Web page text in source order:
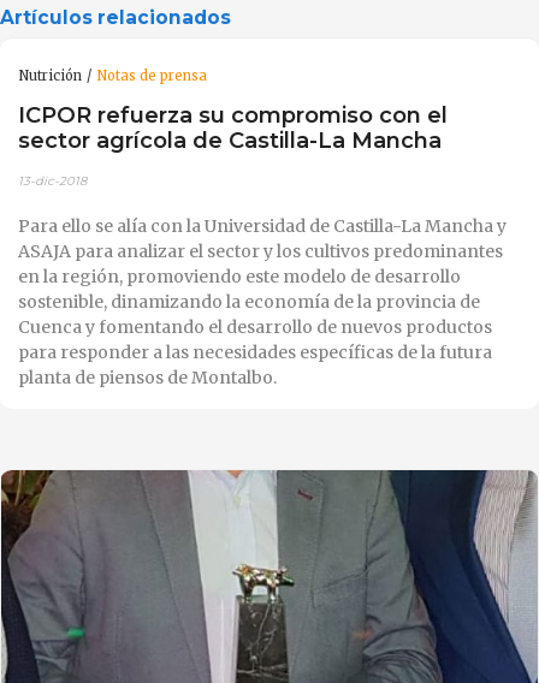
Artículos relacionados
Nutrición Notas de prensa
ICPOR refuerza su compromiso con el
sector agrícola de Castilla-La Mancha
13-dic-2018
Para ello se alía con la Universidad de Castilla-La Mancha y
ASAJA para analizar el sector y los cultivos predominantes
en la región, promoviendo este modelo de desarrollo
sostenible, dinamizando la economía de la provincia de
Cuenca y fomentando el desarrollo de nuevos productos
para responder a las necesidades específicas de la futura
planta de piensos de Montalbo.